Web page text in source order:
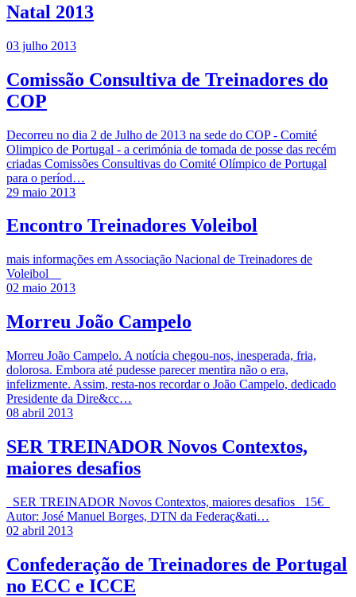
Natal 2013
03 julho 2013
Comissão Consultiva de Treinadores do
COP
Decorreu no dia 2 de Julho de 2013 na sede do COP - Comité
Olimpico de Portugal - a cerimónia de tomada de posse das recém
criadas Comissões Consultivas do Comité Olímpico de Portugal
para o períod…
29 maio 2013
Encontro Treinadores Voleibol
mais informações em Associação Nacional de Treinadores de
Voleibol
02 maio 2013
Morreu João Campelo
Morreu João Campelo. A notícia chegou-nos, inesperada, fria,
dolorosa. Embora até pudesse parecer mentira não o era,
infelizmente. Assim, resta-nos recordar o João Campelo, dedicado
Presidente da Dire&cc…
08 abril 2013
SER TREINADOR Novos Contextos,
maiores desafios
SER TREINADOR Novos Contextos, maiores desafios 15€
Autor: José Manuel Borges, DTN da Federaç&ati…
02 abril 2013
Confederação de Treinadores de Portugal
no ECC e ICCE